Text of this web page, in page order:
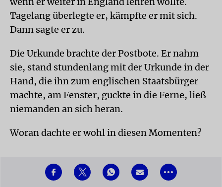
•••
Tagelang überlegte er, kämpfte er mit sich.
Dann sagte er zu.
Die Urkunde brachte der Postbote. Er nahm
sie, stand stundenlang mit der Urkunde in der
Hand, die ihn zum englischen Staatsbürger
machte, am Fenster, guckte in die Ferne, ließ
niemanden an sich heran.
Woran dachte er wohl in diesen Momenten?